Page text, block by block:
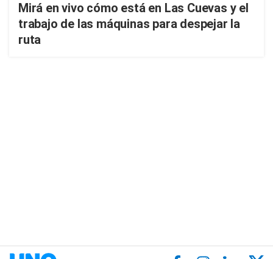
Mirá en vivo cómo está en Las Cuevas y el
trabajo de las máquinas para despejar la
ruta